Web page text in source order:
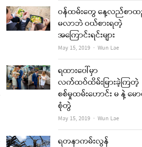
ဝန်ထမ်းတွေ နေ့လည်စာ
မလာဘဲ ဝယ်စားရတဲ့
အကြောင်းရင်းများ
May 15, 2019 Author
Wun Lae
ရထားပေါ်မှာ
လက်ထပ်ထိမ်းမြားခဲ့ကြတဲ့
စစ်မှုထမ်းဟောင်း မ နဲ့ မေ
စုံတွဲ
May 15, 2019 Author
Wun Lae
ရတနာကမ်းလွန်